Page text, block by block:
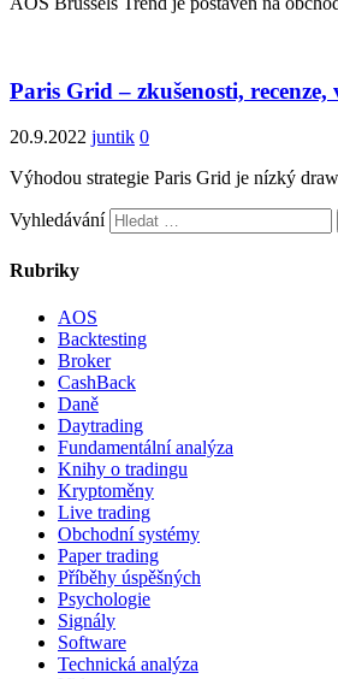
Paris Grid – zkušenosti,
20.9.2022 juntik 0
Výhodou strategie Paris Grid je nízký
Vyhledávání
Rubriky
AOS
Backtesting
Broker
CashBack
Daně
Daytrading
Fundamentální analýza
Knihy o tradingu
Kryptoměny
Live trading
Obchodní systémy
Paper trading
Příběhy úspěšných
Psychologie
Signály
Software
Technická analýza